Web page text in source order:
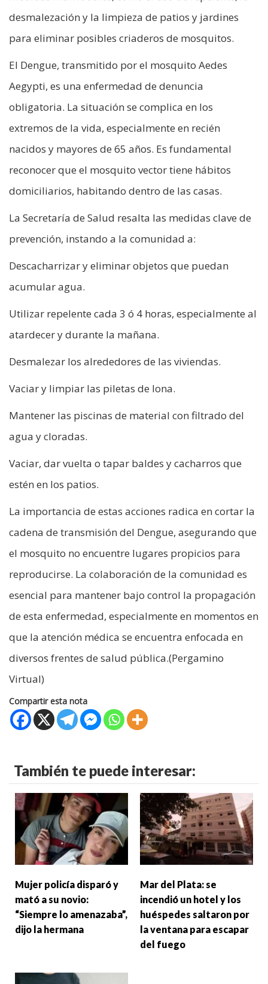
desmalezación y la limpieza de patios y jardines
para eliminar posibles criaderos de mosquitos.
El Dengue, transmitido por el mosquito Aedes
Aegypti, es una enfermedad de denuncia
obligatoria. La situación se complica en los
extremos de la vida, especialmente en recién
nacidos y mayores de 65 años. Es fundamental
reconocer que el mosquito vector tiene hábitos
domiciliarios, habitando dentro de las casas.
La Secretaría de Salud resalta las medidas clave de
prevención, instando a la comunidad a:
Descacharrizar y eliminar objetos que puedan
acumular agua.
Utilizar repelente cada 3 ó 4 horas, especialmente al
atardecer y durante la mañana.
Desmalezar los alrededores de las viviendas.
Vaciar y limpiar las piletas de lona.
Mantener las piscinas de material con filtrado del
agua y cloradas.
Vaciar, dar vuelta o tapar baldes y cacharros que
estén en los patios.
La importancia de estas acciones radica en cortar la
cadena de transmisión del Dengue, asegurando que
el mosquito no encuentre lugares propicios para
reproducirse. La colaboración de la comunidad es
esencial para mantener bajo control la propagación
de esta enfermedad, especialmente en momentos en
que la atención médica se encuentra enfocada en
diversos frentes de salud pública.(Pergamino
Virtual)
Compartir esta nota
También te puede interesar:
Mujer policía disparó y
mató a su novio:
“Siempre lo amenazaba”,
dijo la hermana
Mar del Plata: se
incendió un hotel y los
huéspedes saltaron por
la ventana para escapar
del fuego